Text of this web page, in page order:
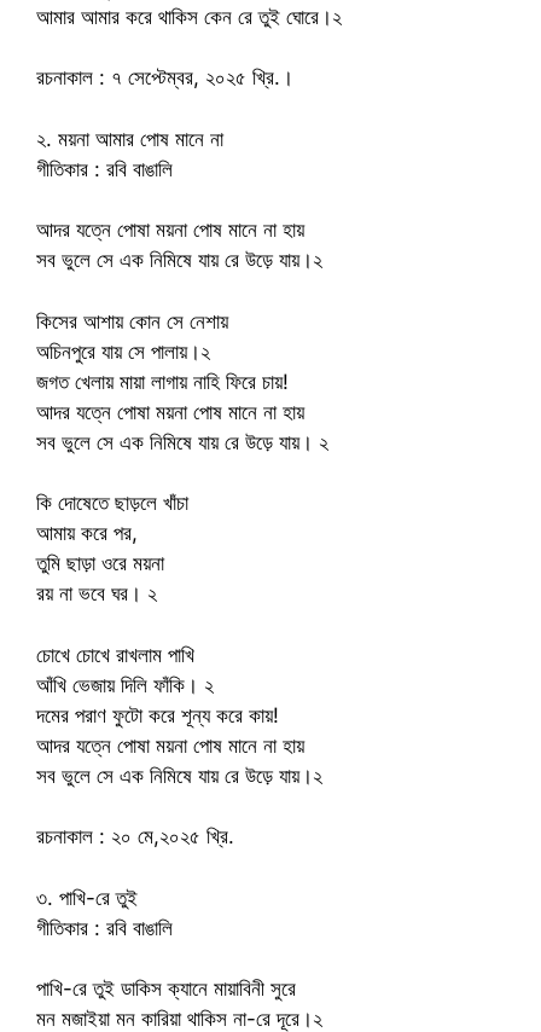
আমার আমার করে থাকিস কেন রে তুই ঘোরে।২
রচনাকাল : ৭ সেপ্টেম্বর, ২০২৫ খ্রি.।
২. ময়না আমার পোষ মানে না
গীতিকার : রবি বাঙালি
আদর যত্নে পোষা ময়না পোষ মানে না হায়
সব ভুলে সে এক নিমিষে যায় রে উড়ে যায়।২
কিসের আশায় কোন সে নেশায়
অচিনপুরে যায় সে পালায়।২
জগত খেলায় মায়া লাগায় নাহি ফিরে চায়!
আদর যত্নে পোষা ময়না পোষ মানে না হায়
সব ভুলে সে এক নিমিষে যায় রে উড়ে যায়। ২
কি দোষেতে ছাড়লে খাঁচা
আমায় করে পর,
তুমি ছাড়া ওরে ময়না
রয় না ভবে ঘর। ২
চোখে চোখে রাখলাম পাখি
আঁখি ভেজায় দিলি ফাঁকি। ২
দমের পরাণ ফুটো করে শূন্য করে কায়!
আদর যত্নে পোষা ময়না পোষ মানে না হায়
সব ভুলে সে এক নিমিষে যায় রে উড়ে যায়।২
রচনাকাল : ২০ মে,২০২৫ খ্রি.
৩. পাখি-রে তুই
গীতিকার : রবি বাঙালি
পাখি-রে তুই ডাকিস ক্যানে মায়াবিনী সুরে
মন মজাইয়া মন কারিয়া থাকিস না-রে দূরে।২